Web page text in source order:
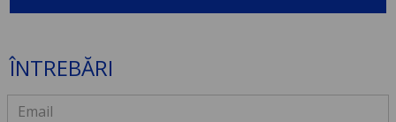
ÎNTREBĂRI